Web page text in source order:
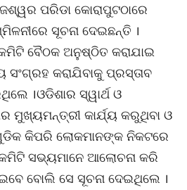
ପରିଡା କୋରାପୁଟଠାରେ
ସୂଚନା ଦେଇଛନ୍ତି ।
ବୈଠକ ଅନୁଷ୍ଠିତ କରାଯାଇ
କରାଯିବାକୁ ପ୍ରସ୍ତାବ
।ଓଡିଶାର ସ୍ୱାର୍ଥ ଓ
ମୁଖ୍ୟମନ୍ତ୍ରୀ କାର୍ଯ୍ୟ କରୁଥିବା ଓ
କିପରି ଲୋକମାନଙ୍କ ନିକଟରେ
ସଭ୍ୟମାନେ ଆଲୋଚନା କରି
ବୋଲି ସେ ସୂଚନା ଦେଇଥିଲେ ।